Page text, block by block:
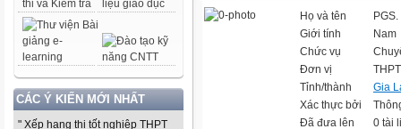
CÁC Ý KIẾN MỚI NHẤT
" Xếp hạng thi tốt nghiệp THPT
Họ và tên
Giới tính
Nam
Chức vụ
Đơn vị
Tỉnh/thành
Gia
Xác thực bởi
Đã đưa lên
0 tài